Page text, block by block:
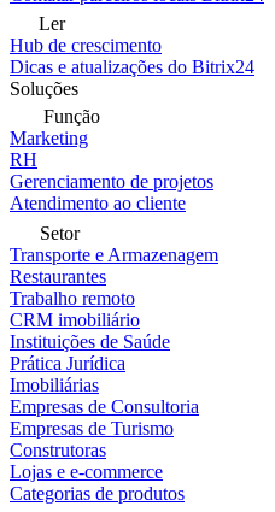
Ler
Hub de crescimento
Dicas e atualizações do Bitrix24
Soluções
Função
Marketing
RH
Gerenciamento de projetos
Atendimento ao cliente
Setor
Transporte e Armazenagem
Restaurantes
Trabalho remoto
CRM imobiliário
Instituições de Saúde
Prática Jurídica
Imobiliárias
Empresas de Consultoria
Empresas de Turismo
Construtoras
Lojas e e-commerce
Categorias de produtos